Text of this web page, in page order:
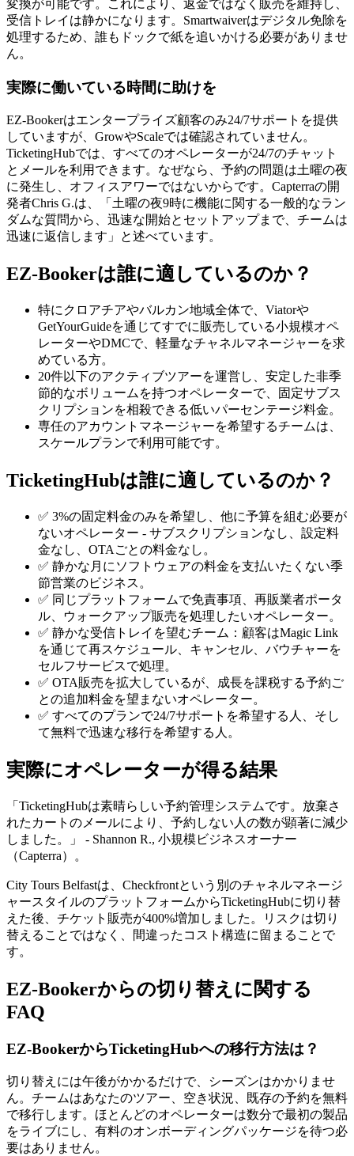
変換が可能です。これにより、返金ではなく販売を維持し、
受信トレイは静かになります。Smartwaiverはデジタル免除を
処理するため、誰もドックで紙を追いかける必要がありませ
ん。
実際に働いている時間に助けを
EZ-Bookerはエンタープライズ顧客のみ24/7サポートを提供
していますが、GrowやScaleでは確認されていません。
TicketingHubでは、すべてのオペレーターが24/7のチャット
とメールを利用できます。なぜなら、予約の問題は土曜の夜
に発生し、オフィスアワーではないからです。Capterraの開
発者Chris G.は、「土曜の夜9時に機能に関する一般的なラン
ダムな質問から、迅速な開始とセットアップまで、チームは
迅速に返信します」と述べています。
EZ-Bookerは誰に適しているのか？
特にクロアチアやバルカン地域全体で、Viatorや
GetYourGuideを通じてすでに販売している小規模オペ
レーターやDMCで、軽量なチャネルマネージャーを求
めている方。
20件以下のアクティブツアーを運営し、安定した非季
節的なボリュームを持つオペレーターで、固定サブス
クリプションを相殺できる低いパーセンテージ料金。
専任のアカウントマネージャーを希望するチームは、
スケールプランで利用可能です。
TicketingHubは誰に適しているのか？
✅ 3%の固定料金のみを希望し、他に予算を組む必要が
ないオペレーター - サブスクリプションなし、設定料
金なし、OTAごとの料金なし。
✅ 静かな月にソフトウェアの料金を支払いたくない季
節営業のビジネス。
✅ 同じプラットフォームで免責事項、再販業者ポータ
ル、ウォークアップ販売を処理したいオペレーター。
✅ 静かな受信トレイを望むチーム：顧客はMagic Link
を通じて再スケジュール、キャンセル、バウチャーを
セルフサービスで処理。
✅ OTA販売を拡大しているが、成長を課税する予約ご
との追加料金を望まないオペレーター。
✅ すべてのプランで24/7サポートを希望する人、そし
て無料で迅速な移行を希望する人。
実際にオペレーターが得る結果
「TicketingHubは素晴らしい予約管理システムです。放棄さ
れたカートのメールにより、予約しない人の数が顕著に減少
しました。」 - Shannon R., 小規模ビジネスオーナー
（Capterra）。
City Tours Belfastは、Checkfrontという別のチャネルマネージ
ャースタイルのプラットフォームからTicketingHubに切り替
えた後、チケット販売が400%増加しました。リスクは切り
替えることではなく、間違ったコスト構造に留まることで
す。
EZ-Bookerからの切り替えに関する
FAQ
EZ-BookerからTicketingHubへの移行方法は？
切り替えには午後がかかるだけで、シーズンはかかりませ
ん。チームはあなたのツアー、空き状況、既存の予約を無料
で移行します。ほとんどのオペレーターは数分で最初の製品
をライブにし、有料のオンボーディングパッケージを待つ必
要はありません。